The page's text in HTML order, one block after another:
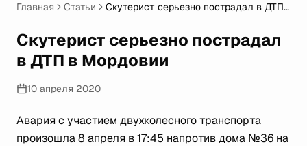
Главная Статьи
Скутерист серьезно пострадал в ДТП
Скутерист серьезно пострадал
в ДТП в Мордовии
10 апреля 2020
Авария с участием двухколесного транспорта
произошла 8 апреля в 17:45 напротив дома №36 на